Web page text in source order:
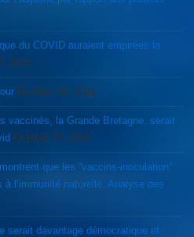
empirées la
2021
October 26, 2021
vaccinés, la Grande Bretagne, serait
October 21, 2021
que les “vaccins-inoculation”
l’immunité naturelle. Analyse des
serait davantage démocratique et